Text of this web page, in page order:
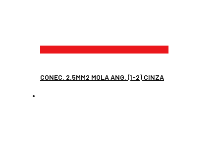
CONEC. 2.5MM2 MOLA ANG. (1-2) CINZA